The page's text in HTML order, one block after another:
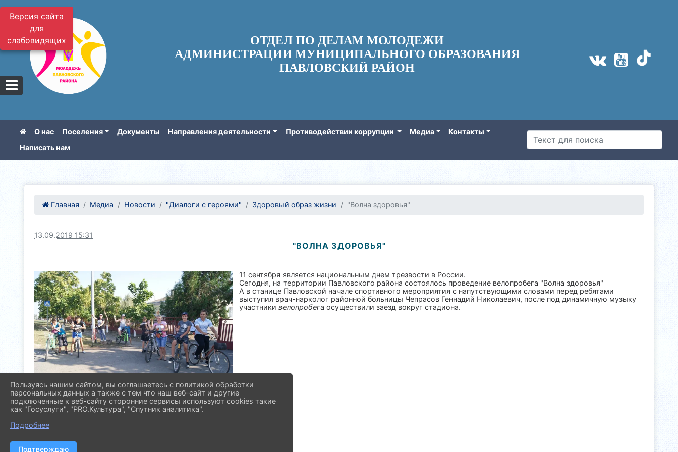
Версия сайта
для
слабовидящих
ОТДЕЛ ПО ДЕЛАМ МОЛОДЕЖИ
АДМИНИСТРАЦИИ МУНИЦИПАЛЬНОГО ОБРАЗОВАНИЯ
ПАВЛОВСКИЙ РАЙОН
О нас Поселения Документы Направления деятельности Противодействии коррупции Медиа
Контакты
Написать нам
Главная Медиа Новости "Диалоги с героями" Здоровый образ жизни "Волна здоровья"
13.09.2019 15:31
"ВОЛНА ЗДОРОВЬЯ"
11 сентября является национальным днем трезвости в России.
Сегодня, на территории Павловского района состоялось проведение велопробега "Волна здоровья"
А в станице Павловской начале спортивного мероприятия с напутствующими словами перед ребятами
выступил врач-нарколог районной больницы Чепрасов Геннадий Николаевич, после под динамичную музыку
участники велопробега осуществили заезд вокруг стадиона.
Пользуясь нашим сайтом, вы соглашаетесь с политикой обработки
персональных данных а также с тем что наш веб-сайт и другие
подключенные к веб-сайту сторонние сервисы используют cookies такие
как "Госуслуги", "PRO.Культура", "Спутник аналитика".
Подробнее
Подтверждаю